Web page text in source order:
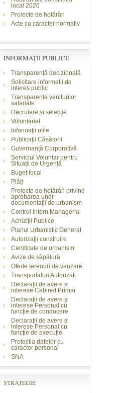
local 2026
Proiecte de hotărâri
Acte cu caracter normativ
INFORMAŢII PUBLICE
Transparență decizională
Solicitare informații de
interes public
Transparența veniturilor
salariale
Recrutare și selecție
Voluntariat
Informaţii utile
Publicaţii Căsătorii
Guvernanță Corporativă
Serviciul Voluntar pentru
Situații de Urgență
Buget local
Plăți
Proiecte de hotărâri privind
aprobarea unor
documentaţii de urbanism
Control Intern Managerial
Achiziţii Publice
Planul Urbanistic General
Autorizaţii construire
Certificate de urbanism
Avize de săpătură
Oferte terenuri de vanzare
Transportatori Autorizați
Declaraţii de avere si
interese Cabinet Primar
Declaraţii de avere şi
interese Personal cu
funcţie de conducere
Declaraţii de avere şi
interese Personal cu
funcţie de execuţie
Protectia datelor cu
caracter personal
SNA
STRATEGIE